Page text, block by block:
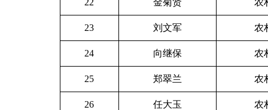
22 金菊贤 农
23 刘文军 农
24 向继保 农
25 郑翠兰 农
26 任大玉 农